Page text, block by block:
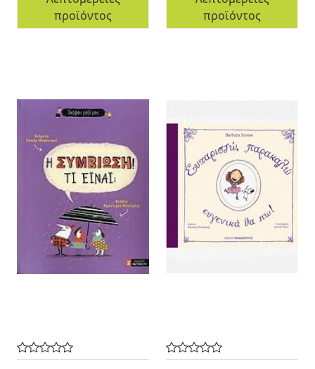
προϊόντος
προϊόντος